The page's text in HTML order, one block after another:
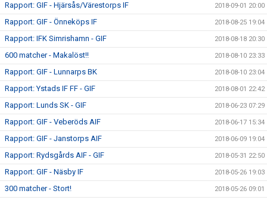
Rapport: GIF - Hjärsås/Värestorps IF 2018-09-01 20:00
Rapport: GIF - Önneköps IF 2018-08-25 19:04
Rapport: IFK Simrishamn - GIF 2018-08-18 20:30
600 matcher - Makalöst!! 2018-08-10 23:33
Rapport: GIF - Lunnarps BK 2018-08-10 23:04
Rapport: Ystads IF FF - GIF 2018-08-01 22:42
Rapport: Lunds SK - GIF 2018-06-23 07:29
Rapport: GIF - Veberöds AIF 2018-06-17 15:34
Rapport: GIF - Janstorps AIF 2018-06-09 19:04
Rapport: Rydsgårds AIF - GIF 2018-05-31 22:50
Rapport: GIF - Näsby IF 2018-05-26 19:03
300 matcher - Stort! 2018-05-26 09:01